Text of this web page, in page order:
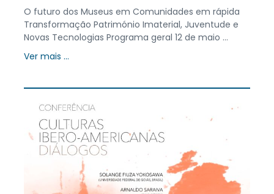
O futuro dos Museus em Comunidades em rápida
Transformação Património Imaterial, Juventude e
Novas Tecnologias Programa geral 12 de maio ...
Ver mais ...